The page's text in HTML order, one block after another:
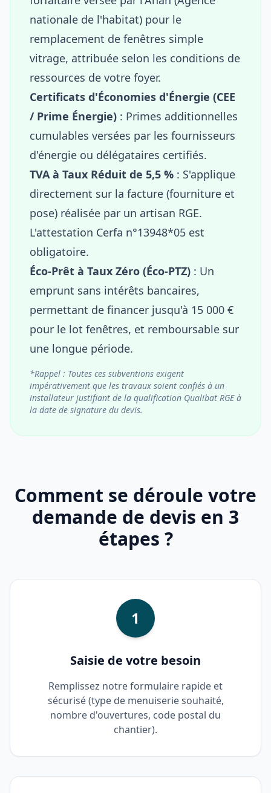
nationale de l'habitat) pour le
remplacement de fenêtres simple
vitrage, attribuée selon les conditions de
ressources de votre foyer.
Certificats d'Économies d'Énergie (CEE
/ Prime Énergie) : Primes additionnelles
cumulables versées par les fournisseurs
d'énergie ou délégataires certifiés.
TVA à Taux Réduit de 5,5 % : S'applique
directement sur la facture (fourniture et
pose) réalisée par un artisan RGE.
L'attestation Cerfa n°13948*05 est
obligatoire.
Éco-Prêt à Taux Zéro (Éco-PTZ) : Un
emprunt sans intérêts bancaires,
permettant de financer jusqu'à 15 000 €
pour le lot fenêtres, et remboursable sur
une longue période.
*Rappel : Toutes ces subventions exigent
impérativement que les travaux soient confiés à un
installateur justifiant de la qualification Qualibat RGE à
la date de signature du devis.
Comment se déroule votre
demande de devis en 3
étapes ?
1
Saisie de votre besoin
Remplissez notre formulaire rapide et
sécurisé (type de menuiserie souhaité,
nombre d'ouvertures, code postal du
chantier).